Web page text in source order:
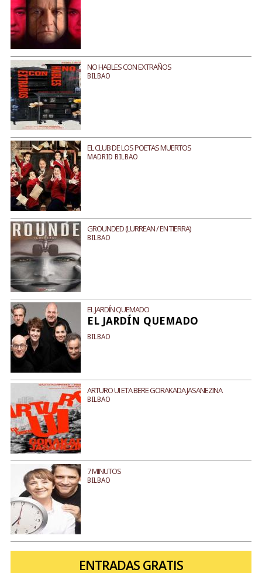
NO HABLES CON EXTRAÑOS
BILBAO
EL CLUB DE LOS POETAS MUERTOS
MADRID BILBAO
GROUNDED (LURREAN / EN TIERRA)
BILBAO
EL JARDÍN QUEMADO
EL JARDÍN QUEMADO
BILBAO
ARTURO UI ETA BERE GORAKADA JASANEZINA
BILBAO
7 MINUTOS
BILBAO
ENTRADAS GRATIS